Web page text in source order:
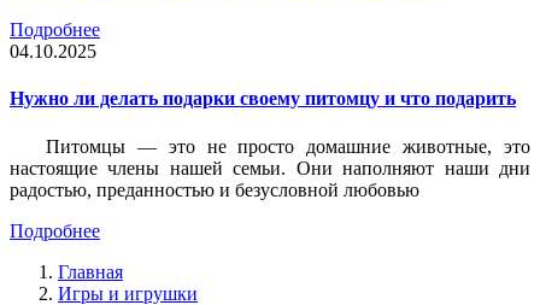
Подробнее
04.10.2025
Нужно ли делать подарки своему питомцу и что подарить
Питомцы — это не просто домашние животные, это
настоящие члены нашей семьи. Они наполняют наши дни
радостью, преданностью и безусловной любовью
Подробнее
Главная
Игры и игрушки